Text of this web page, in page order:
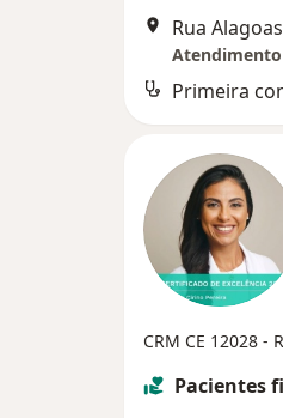
Rua
Primeira
CRM CE 12028 -
Pacientes